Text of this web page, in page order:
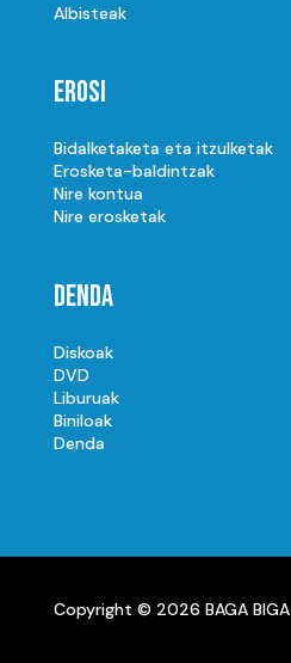
Albisteak
Erosi
Bidalketaketa eta itzulketak
Erosketa-baldintzak
Nire kontua
Nire erosketak
Denda
Diskoak
DVD
Liburuak
Biniloak
Denda
Copyright © 2026 BAGA BIGA